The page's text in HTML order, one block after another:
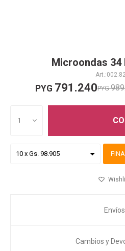
Microondas 34
PYG 791.240PYG
1
Envíos
Cambios y